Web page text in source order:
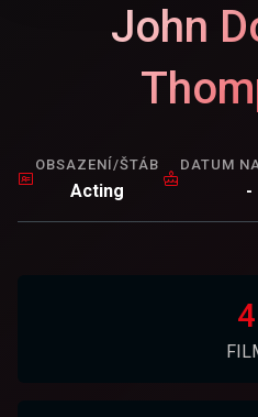
John
OBSAZENÍ/ŠTÁB
Acting
DATUM
-
4